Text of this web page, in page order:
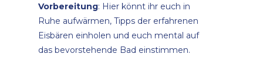
Vorbereitung: Hier könnt ihr euch in
Ruhe aufwärmen, Tipps der erfahrenen
Eisbären einholen und euch mental auf
das bevorstehende Bad einstimmen.